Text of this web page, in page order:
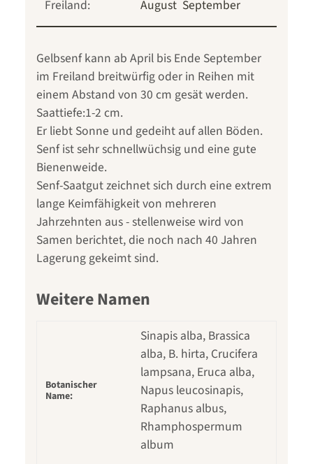
Freiland: August September
Gelbsenf kann ab April bis Ende September
im Freiland breitwürfig oder in Reihen mit
einem Abstand von 30 cm gesät werden.
Saattiefe:1-2 cm.
Er liebt Sonne und gedeiht auf allen Böden.
Senf ist sehr schnellwüchsig und eine gute
Bienenweide.
Senf-Saatgut zeichnet sich durch eine extrem
lange Keimfähigkeit von mehreren
Jahrzehnten aus - stellenweise wird von
Samen berichtet, die noch nach 40 Jahren
Lagerung gekeimt sind.
Weitere Namen
Botanischer
Name:
Sinapis alba, Brassica
alba, B. hirta, Crucifera
lampsana, Eruca alba,
Napus leucosinapis,
Raphanus albus,
Rhamphospermum
album